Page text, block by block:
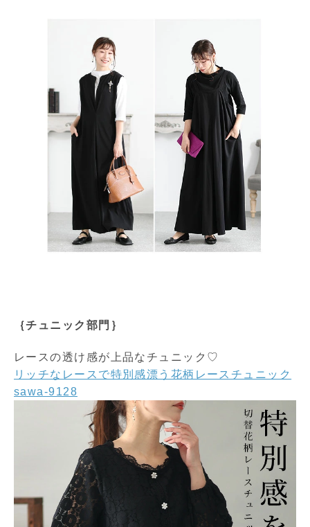
｛チュニック部門｝
レースの透け感が上品なチュニック♡
リッチなレースで特別感漂う花柄レースチュニック
sawa-9128